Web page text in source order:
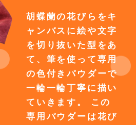
胡蝶蘭の花びらをキ
ャンバスに絵や文字
を切り抜いた型をあ
て、筆を使って専用
の色付きパウダーで
一輪一輪丁寧に描い
ていきます。 この
専用パウダーは花び